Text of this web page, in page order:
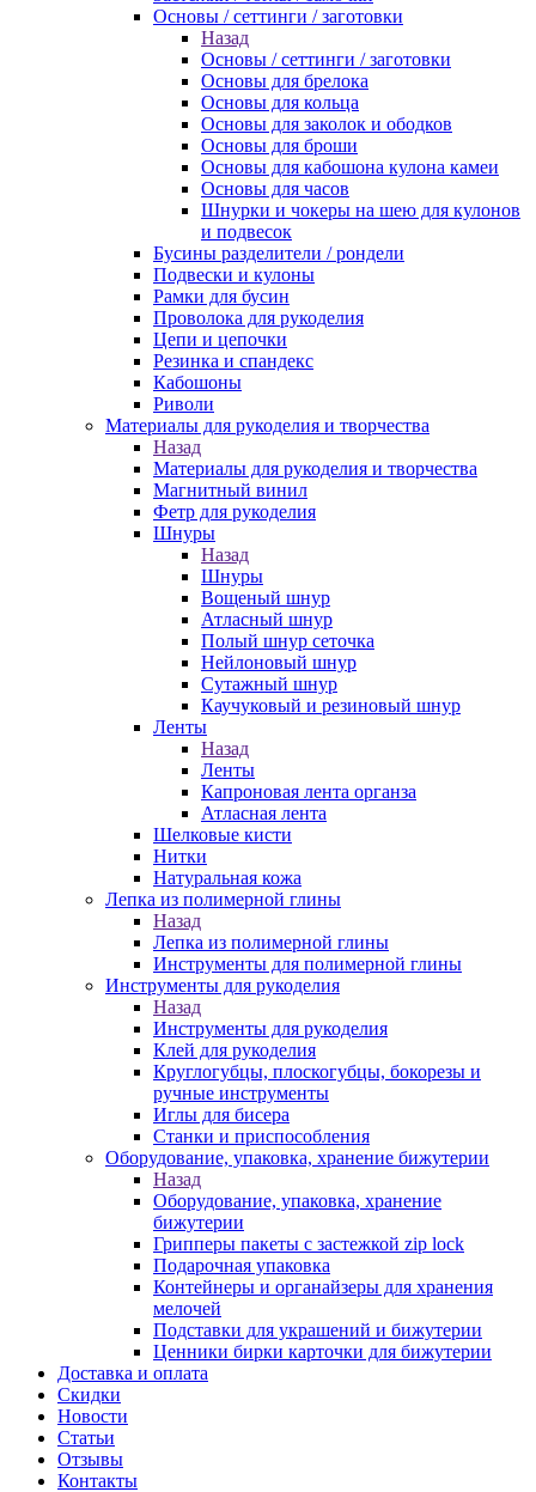
Основы / сеттинги / заготовки
Назад
Основы / сеттинги / заготовки
Основы для брелока
Основы для кольца
Основы для заколок и ободков
Основы для броши
Основы для кабошона кулона камеи
Основы для часов
Шнурки и чокеры на шею для кулонов
и подвесок
Бусины разделители / рондели
Подвески и кулоны
Рамки для бусин
Проволока для рукоделия
Цепи и цепочки
Резинка и спандекс
Кабошоны
Риволи
Материалы для рукоделия и творчества
Назад
Материалы для рукоделия и творчества
Магнитный винил
Фетр для рукоделия
Шнуры
Назад
Шнуры
Вощеный шнур
Атласный шнур
Полый шнур сеточка
Нейлоновый шнур
Сутажный шнур
Каучуковый и резиновый шнур
Ленты
Назад
Ленты
Капроновая лента органза
Атласная лента
Шелковые кисти
Нитки
Натуральная кожа
Лепка из полимерной глины
Назад
Лепка из полимерной глины
Инструменты для полимерной глины
Инструменты для рукоделия
Назад
Инструменты для рукоделия
Клей для рукоделия
Круглогубцы, плоскогубцы, бокорезы и
ручные инструменты
Иглы для бисера
Станки и приспособления
Оборудование, упаковка, хранение бижутерии
Назад
Оборудование, упаковка, хранение
бижутерии
Грипперы пакеты с застежкой zip lock
Подарочная упаковка
Контейнеры и органайзеры для хранения
мелочей
Подставки для украшений и бижутерии
Ценники бирки карточки для бижутерии
Доставка и оплата
Скидки
Новости
Статьи
Отзывы
Контакты